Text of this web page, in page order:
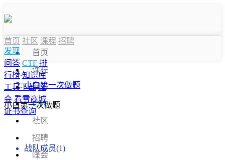
首页
课程
问答
CTF
社区
招聘
峰会
首页 社区 课程 招聘
发现
问答 CTF 排
行榜 知识库
工具下载 峰
会 看雪商城
证书查询
小白第一次做题
小白第一次做题
战队信息
战队成员(1)